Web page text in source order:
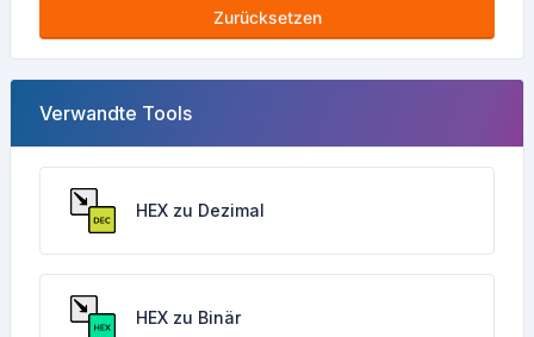
Zurücksetzen
Verwandte Tools
HEX zu Dezimal
HEX zu Binär